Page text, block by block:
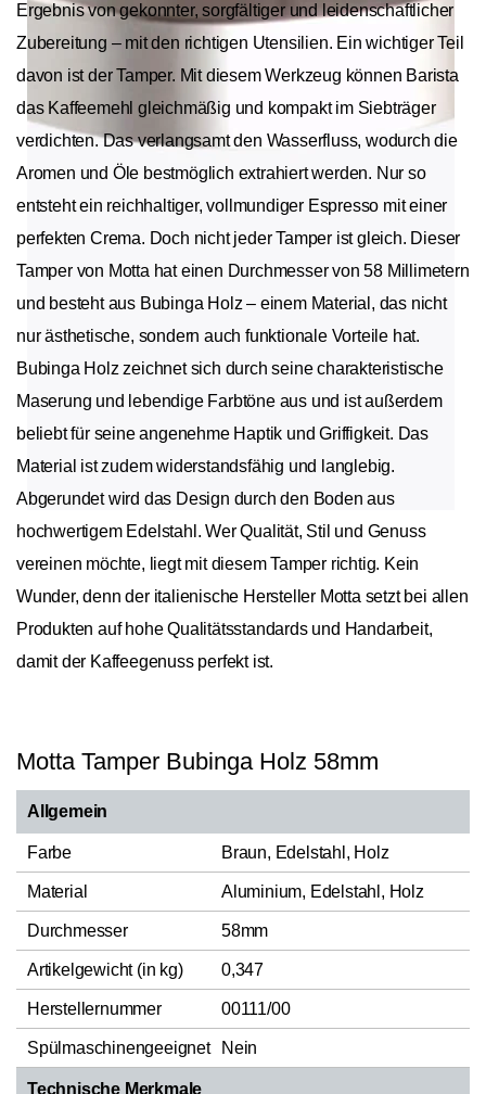
Ergebnis von gekonnter, sorgfältiger und leidenschaftlicher
Zubereitung – mit den richtigen Utensilien. Ein wichtiger Teil
davon ist der Tamper. Mit diesem Werkzeug können Barista
das Kaffeemehl gleichmäßig und kompakt im Siebträger
verdichten. Das verlangsamt den Wasserfluss, wodurch die
Aromen und Öle bestmöglich extrahiert werden. Nur so
entsteht ein reichhaltiger, vollmundiger Espresso mit einer
perfekten Crema. Doch nicht jeder Tamper ist gleich. Dieser
Tamper von Motta hat einen Durchmesser von 58 Millimetern
und besteht aus Bubinga Holz – einem Material, das nicht
nur ästhetische, sondern auch funktionale Vorteile hat.
Bubinga Holz zeichnet sich durch seine charakteristische
Maserung und lebendige Farbtöne aus und ist außerdem
beliebt für seine angenehme Haptik und Griffigkeit. Das
Material ist zudem widerstandsfähig und langlebig.
Abgerundet wird das Design durch den Boden aus
hochwertigem Edelstahl. Wer Qualität, Stil und Genuss
vereinen möchte, liegt mit diesem Tamper richtig. Kein
Wunder, denn der italienische Hersteller Motta setzt bei allen
Produkten auf hohe Qualitätsstandards und Handarbeit,
damit der Kaffeegenuss perfekt ist.
Motta Tamper Bubinga Holz 58mm
Allgemein
Farbe Braun, Edelstahl, Holz
Material Aluminium, Edelstahl, Holz
Durchmesser 58mm
Artikelgewicht (in kg) 0,347
Herstellernummer 00111/00
Spülmaschinengeeignet Nein
Technische Merkmale